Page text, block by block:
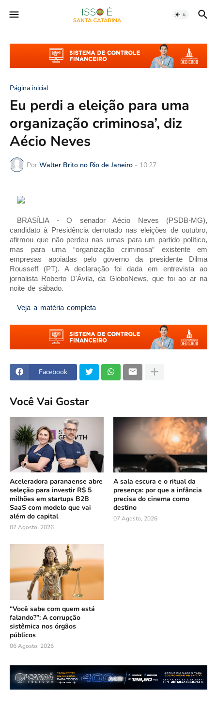
Página inicial
Eu perdi a eleição para uma
organização criminosa’, diz
Aécio Neves
Por Walter Brito no Rio de Janeiro - 10:27
BRASÍLIA - O senador Aécio Neves (PSDB-MG),
candidato à Presidência derrotado nas eleições de outubro,
afirmou que não perdeu nas urnas para um partido político,
mas para uma “organização criminosa” existente em
empresas apoiadas pelo governo da presidente Dilma
Rousseff (PT). A declaração foi dada em entrevista ao
jornalista Roberto D'Ávila, da GloboNews, que foi ao ar na
noite de sábado.
Veja a matéria completa
Facebook
Você Vai Gostar
Aceleradora paranaense abre
seleção para investir R$ 5
milhões em startups B2B
SaaS com modelo que vai
além do capital
07 Agosto, 2026
A sala escura e o ritual da
presença: por que a infância
precisa do cinema como
destino
07 Agosto, 2026
“Você sabe com quem está
falando?”: A corrupção
sistêmica nos órgãos
públicos
06 Agosto, 2026